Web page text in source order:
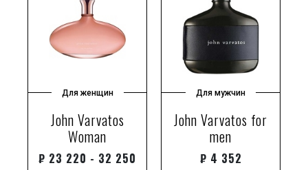
Для женщин
John Varvatos
Woman
₽ 23 220 - 32 250
Для мужчин
John Varvatos for
men
₽ 4 352